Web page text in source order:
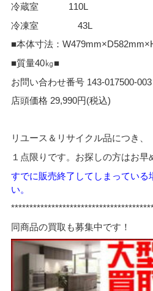
冷蔵室 110L
冷凍室 43L
■本体寸法：
■質量40㎏■
お問い合わせ番号 143-017500-003
店頭価格 29,990円(税込)
リユース＆リサイクル品につき、
１点限りです。お探しの方はお早
すでに販売終了してしまっている
い。
*****
同商品の買取も募集中です！